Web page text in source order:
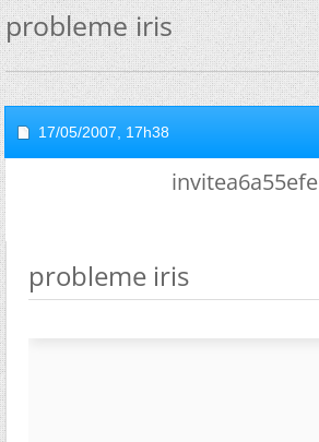
probleme iris
17/05/2007, 17h38
invitea6a55efe
probleme iris